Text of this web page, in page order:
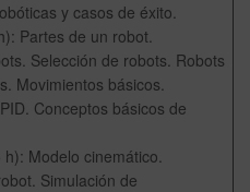
y casos de éxito.
Partes de un robot.
Selección de robots. Robots
Movimientos básicos.
Conceptos básicos de
h): Modelo cinemático.
Simulación de